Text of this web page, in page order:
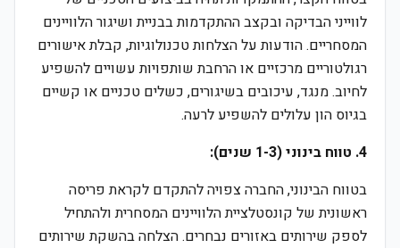
לווייני הבדיקה ובקצב ההתקדמות בבניית ושיגור הלוויינים
המסחריים. הודעות על הצלחות טכנולוגיות, קבלת אישורים
רגולטוריים מרכזיים או הרחבת שותפויות עשויים להשפיע
לחיוב. מנגד, עיכובים בשיגורים, כשלים טכניים או קשיים
בגיוס הון עלולים להשפיע לרעה.
4. טווח בינוני (1-3 שנים):
בטווח הבינוני, החברה צפויה להתקדם לקראת פריסה
ראשונית של קונסטלציית הלוויינים המסחרית ולהתחיל
לספק שירותים באזורים נבחרים. הצלחה בהשקת שירותים